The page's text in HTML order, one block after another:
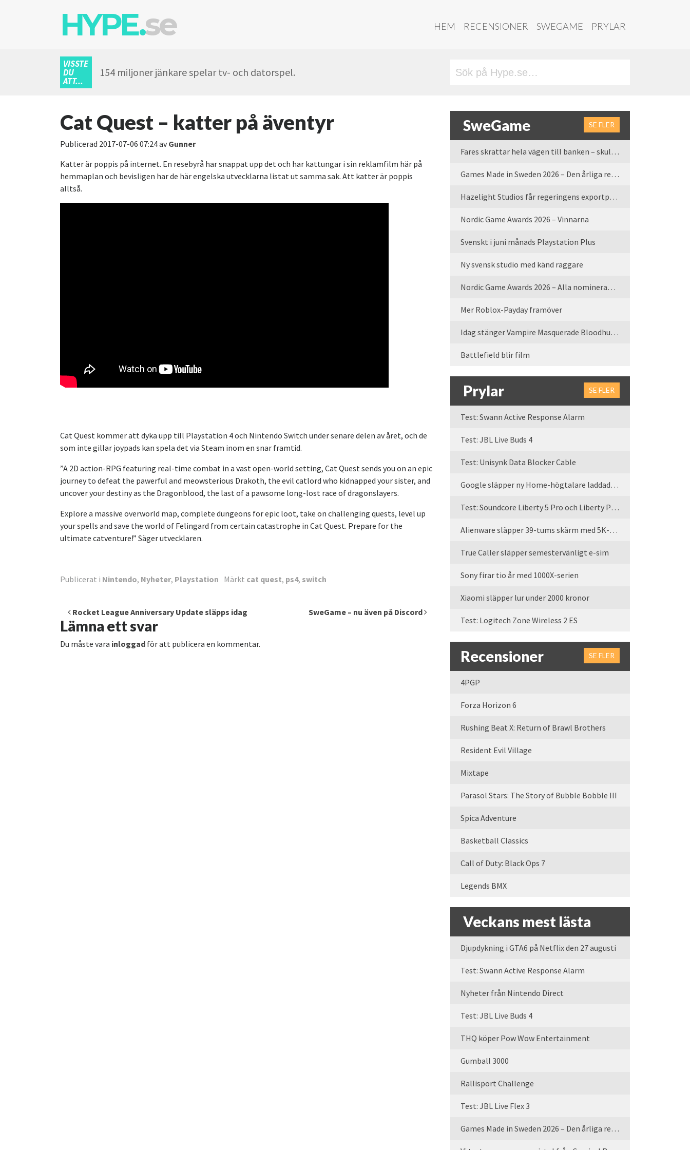
HYPE.se HEM RECENSIONER SWEGAME PRYLAR
VISSTE
DU
ATT...
154 miljoner jänkare spelar tv- och datorspel.
Cat Quest – katter på äventyr
Publicerad 2017-07-06 07:24avGunner
Katter är poppis på internet. En resebyrå har snappat upp det och har kattungar i sin reklamfilm här på
hemmaplan och bevisligen har de här engelska utvecklarna listat ut samma sak. Att katter är poppis
alltså.
Cat Quest kommer att dyka upp till Playstation 4 och Nintendo Switch under senare delen av året, och de
som inte gillar joypads kan spela det via Steam inom en snar framtid.
”A 2D action-RPG featuring real-time combat in a vast open-world setting, Cat Quest sends you on an epic
journey to defeat the pawerful and meowsterious Drakoth, the evil catlord who kidnapped your sister, and
uncover your destiny as the Dragonblood, the last of a pawsome long-lost race of dragonslayers.
Explore a massive overworld map, complete dungeons for epic loot, take on challenging quests, level up
your spells and save the world of Felingard from certain catastrophe in Cat Quest. Prepare for the
ultimate catventure!” Säger utvecklaren.
Publicerat i Nintendo, Nyheter, Playstation Märkt cat quest, ps4, switch
Inläggsnavigering
Rocket League Anniversary Update släpps idag SweGame – nu även på Discord
Lämna ett svar
Du måste vara inloggad för att publicera en kommentar.
SweGame SE FLER
Fares skrattar hela vägen till banken – skulle vi tro
Games Made in Sweden 2026 – Den årliga rean är tillbaka
Hazelight Studios får regeringens exportpris 2025
Nordic Game Awards 2026 – Vinnarna
Svenskt i juni månads Playstation Plus
Ny svensk studio med känd raggare
Nordic Game Awards 2026 – Alla nominerade spel
Mer Roblox-Payday framöver
Idag stänger Vampire Masquerade Bloodhunt servrarna
Battlefield blir film
Prylar SE FLER
Test: Swann Active Response Alarm
Test: JBL Live Buds 4
Test: Unisynk Data Blocker Cable
Google släpper ny Home-högtalare laddad med Gemini
Test: Soundcore Liberty 5 Pro och Liberty Pro Max
Alienware släpper 39-tums skärm med 5K-upplösning
True Caller släpper semestervänligt e-sim
Sony firar tio år med 1000X-serien
Xiaomi släpper lur under 2000 kronor
Test: Logitech Zone Wireless 2 ES
Recensioner SE FLER
4PGP
Forza Horizon 6
Rushing Beat X: Return of Brawl Brothers
Resident Evil Village
Mixtape
Parasol Stars: The Story of Bubble Bobble III
Spica Adventure
Basketball Classics
Call of Duty: Black Ops 7
Legends BMX
Veckans mest lästa
Djupdykning i GTA6 på Netflix den 27 augusti
Test: Swann Active Response Alarm
Nyheter från Nintendo Direct
Test: JBL Live Buds 4
THQ köper Pow Wow Entertainment
Gumball 3000
Rallisport Challenge
Test: JBL Live Flex 3
Games Made in Sweden 2026 – Den årliga rean är tillbaka